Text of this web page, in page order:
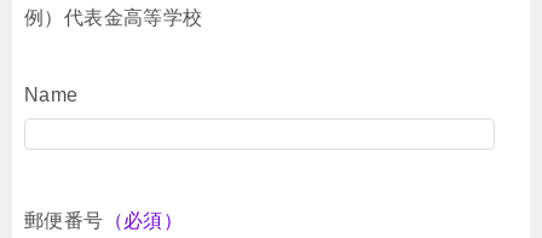
例）代表金高等学校
Name
郵便番号 （必須）